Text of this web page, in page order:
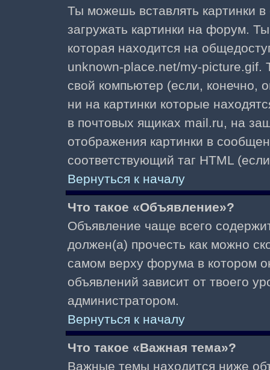
Ты можешь вставлять картинки
загружать картинки на форум.
которая находится на
unknown-place.net/my-picture.gif.
свой компьютер (если, конечно,
ни на картинки которые
в почтовых ящиках mail.ru, на
отображения картинки в
соответствующий таг HTML
Вернуться к началу
Что такое «Объявление»?
Объявление чаще всего
должен(а) прочесть как можно
самом верху форума в котором
объявлений зависит от твоего
администратором.
Вернуться к началу
Что такое «Важная тема»?
Важные темы находится ниже